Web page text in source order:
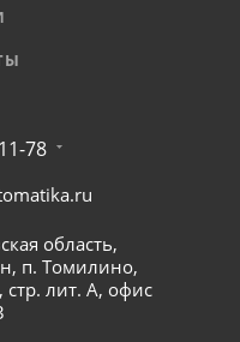
78
область,
п. Томилино,
лит. А, офис